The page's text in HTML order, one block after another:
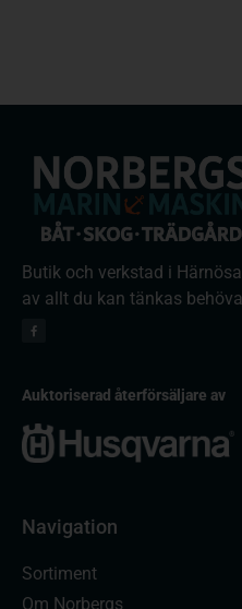
Butik och verkstad i
av allt du kan tänkas
Auktoriserad återförsäljare av
Navigation
Sortiment
Om Norbergs